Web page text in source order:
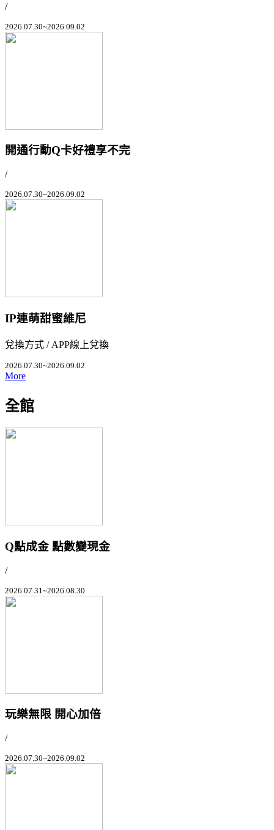
/
2026.07.30~2026.09.02
開通行動Q卡好禮享不完
/
2026.07.30~2026.09.02
IP連萌甜蜜維尼
兌換方式 / APP線上兌換
2026.07.30~2026.09.02
More
全館
Q點成金 點數變現金
/
2026.07.31~2026.08.30
玩樂無限 開心加倍
/
2026.07.30~2026.09.02